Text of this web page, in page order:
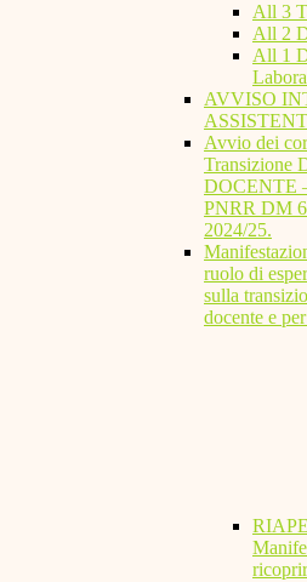
All 3
All 2
All 1
AVVISO
Avvio dei
Transizione
DOCENTE
PNRR DM
2024/25.
ruolo di
sulla
docente e